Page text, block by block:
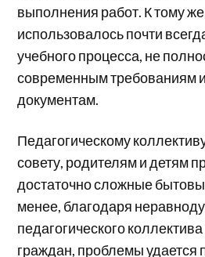
выполнения работ. К тому
использовалось почти
учебного процесса, не
современным требованиям
документам.
Педагогическому
совету, родителям и детям
достаточно сложные
менее, благодаря
педагогического
граждан, проблемы удается